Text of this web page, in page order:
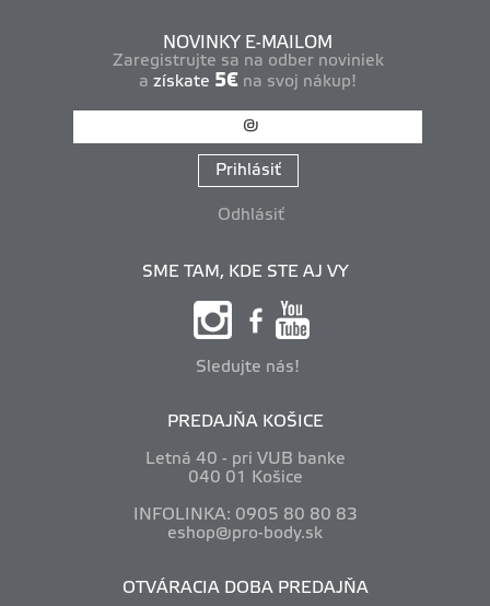
NOVINKY E-MAILOM
Zaregistrujte sa na odber noviniek
a získate 5€ na svoj nákup!
Prihlásiť
Odhlásiť
SME TAM, KDE STE AJ VY
Sledujte nás!
PREDAJŇA KOŠICE
Letná 40 - pri VUB banke
040 01 Košice
INFOLINKA: 0905 80 80 83
eshop@pro-body.sk
OTVÁRACIA DOBA PREDAJŇA